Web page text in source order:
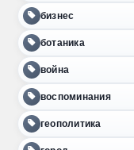
бизнес
ботаника
война
воспоминания
геополитика